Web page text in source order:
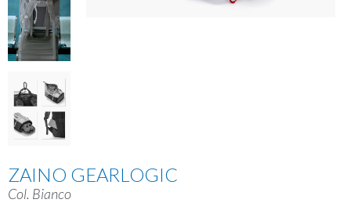
ZAINO GEARLOGIC
Col. Bianco